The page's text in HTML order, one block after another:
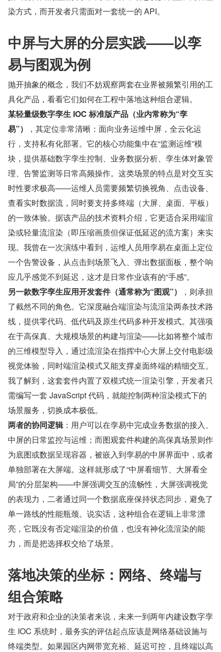
染方式，而开发者只需面对一套统一的 API。
中屏与大屏的分层实践——以孪
易与图观为例
抛开抽象的概念，我们不妨观察两套在业界被频繁引用的工
具化产品，看看它们如何在工程中落地这种组合逻辑。
某轻量级数字孪生 IOC 标准版产品（业内常称为“孪
易”）
，其定位非常清晰：面向业务运维中屏，全云化运
行，支持私有化部署。它的核心功能集中在“监测运维”模
块，提供基础数字孪生控制、业务数据分析、孪生体对象管
理、告警监测等日常高频操作。这类场景的特点是对交互实
时性要求极高——运维人员需要频繁切换视角、点击设备、
查看实时数据流，同时要支持多终端（大屏、桌面、平板）
的一致体验。据该产品的技术资料介绍，它更适合采用端渲
染或轻量流渲染（即压缩画质但保证低延迟的流方案）来实
现。我曾在一次演练中看到，运维人员用孪易在桌面上定位
一个告警设备，从点击到场景飞入、弹出数据面板，整个响
应几乎感觉不到延迟，这才是日常作业该有的“手感”。
另一款数字孪生应用开发套件（通常称为“图观”）
，则承担
了截然不同的角色。它深度融合端渲染与流渲染两条技术路
线，提供零代码、低代码及原生代码多种开发模式。其强项
在于高保真、大规模场景的构建与渲染——比如将整个城市
的三维模型导入，通过流渲染在指挥中心大屏上交付电影级
视觉体验，同时端渲染模式又能支撑桌面终端的精细交互。
我了解到，这套套件内置了双模式统一渲染引擎，开发者只
需编写一套 JavaScript 代码，就能控制两种渲染模式下的
场景服务，切换成本极低。
两者的协同逻辑：用户可以在孪易中完成业务数据的接入、
中屏的日常监控与运维；而图观套件构建的高保真场景则作
为底图或数据呈现容器，被嵌入到孪易的中屏界面中，或者
单独部署在大屏端。这样就形成了“中屏看细节、大屏看全
局”的分层架构——中屏强调交互的流畅性，大屏强调视觉
的表现力，二者通过同一个数据底座保持状态同步，避免了
单一路线的性能瓶颈。说实话，这种组合在逻辑上非常漂
亮，它既没有否定端渲染的价值，也没有神化流渲染的能
力，而是把选择权交给了场景。
落地决策的坐标：网络、终端与
组合策略
对于政府和企业的决策者来说，未来一到两年内建设数字孪
生 IOC 系统时，最务实的评估起点应该是网络基础设施与
终端类型。如果园区内网带宽充裕、延迟可控，且终端以高